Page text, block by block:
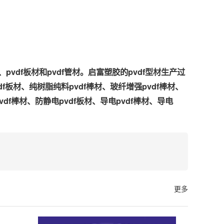
pvdf板材和pvdf管材。启富塑胶的pvdf型材生产过
材、纯树脂纯料pvdf棒材、玻纤增强pvdf棒材、
棒材、防静电pvdf板材、导电pvdf棒材、导电
更多